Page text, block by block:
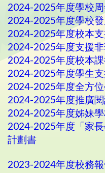
2024-2025年度學校
2024-2025年度學校
2024-2025年度校本
2024-2025年度支援
2024-2025年度校本
2024-2025年度學生
2024-2025年度全方
2024-2025年度推廣
2024-2025年度姊妹
2024-2025年度「家長
計劃書
2023-2024年度校務